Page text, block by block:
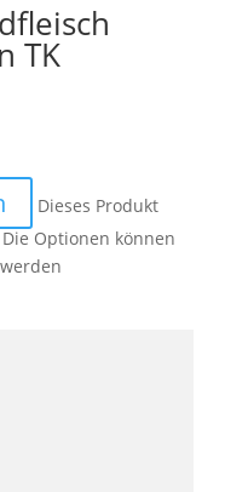
TK
Dieses Produkt
Optionen können